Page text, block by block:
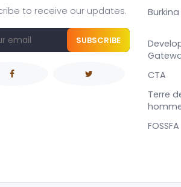
to receive our updates.
SUBSCRIBE
Burkina
CTA
Terre
FOSSFA